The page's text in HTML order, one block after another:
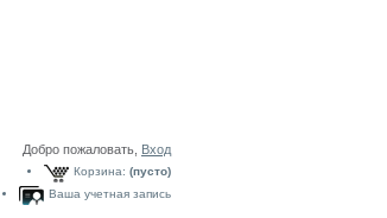
Добро пожаловать, Вход
Корзина: (пусто)
Ваша учетная запись